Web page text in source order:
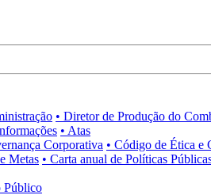
• Diretor de Produção do
• Atas
Corporativa • Código de Ética e
Metas • Carta anual de Políticas
Público